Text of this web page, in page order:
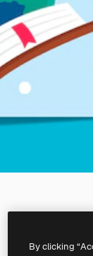
By clicking